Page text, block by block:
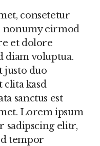
consetetur
nonumy eirmod
et dolore
diam voluptua.
justo duo
clita kasd
sanctus est
Lorem ipsum
sadipscing elitr,
tempor